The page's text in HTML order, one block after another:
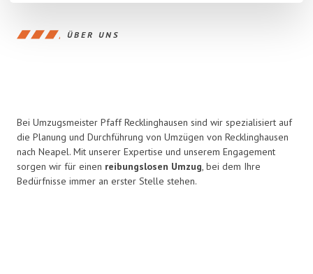
ÜBER UNS
Bei Umzugsmeister Pfaff Recklinghausen sind wir spezialisiert auf
die Planung und Durchführung von Umzügen von Recklinghausen
nach Neapel. Mit unserer Expertise und unserem Engagement
sorgen wir für einen reibungslosen Umzug, bei dem Ihre
Bedürfnisse immer an erster Stelle stehen.